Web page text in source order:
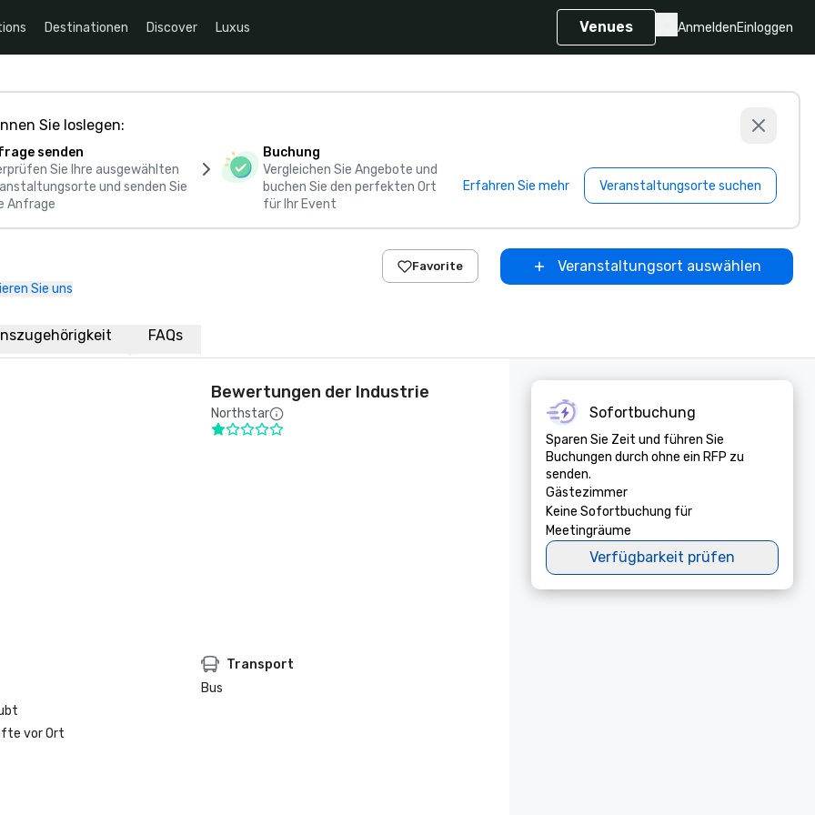
Destinationen Discover Luxus Venues AnmeldenEinloggen
Sie loslegen:
senden
Sie Ihre ausgewählten
und senden Sie
Anfrage
Buchung
Vergleichen Sie Angebote und
buchen Sie den perfekten Ort
für Ihr Event
Erfahren Sie mehr Veranstaltungsorte suchen
Sie uns
Favorite Veranstaltungsort auswählen
FAQs
Bewertungen der Industrie
Northstar
vor Ort
Transport
Bus
Sofortbuchung
Sparen Sie Zeit und führen Sie
Buchungen durch ohne ein RFP zu
senden.
Gästezimmer
Keine Sofortbuchung für
Meetingräume
Verfügbarkeit prüfen